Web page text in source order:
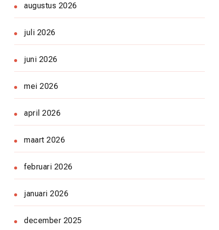
augustus 2026
juli 2026
juni 2026
mei 2026
april 2026
maart 2026
februari 2026
januari 2026
december 2025